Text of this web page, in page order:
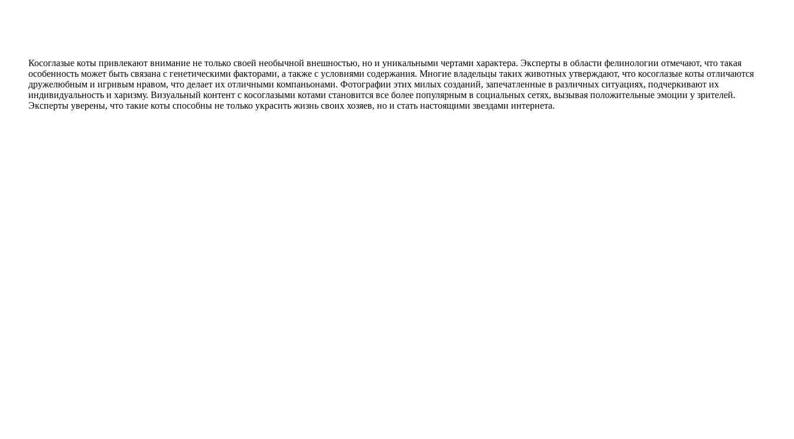
Косоглазые коты привлекают внимание не только своей необычной внешностью, но и уникальными чертами характера. Эксперты в области фелинологии отмечают, что такая
особенность может быть связана с генетическими факторами, а также с условиями содержания. Многие владельцы таких животных утверждают, что косоглазые коты отличаются
дружелюбным и игривым нравом, что делает их отличными компаньонами. Фотографии этих милых созданий, запечатленные в различных ситуациях, подчеркивают их
индивидуальность и харизму. Визуальный контент с косоглазыми котами становится все более популярным в социальных сетях, вызывая положительные эмоции у зрителей.
Эксперты уверены, что такие коты способны не только украсить жизнь своих хозяев, но и стать настоящими звездами интернета.